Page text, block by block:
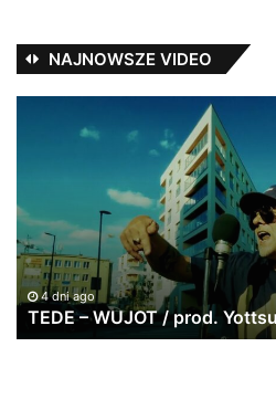
NAJNOWSZE VIDEO
Yottsu
[LIVE
VIDEO]
4 dni ago
TEDE – WUJOT / prod.